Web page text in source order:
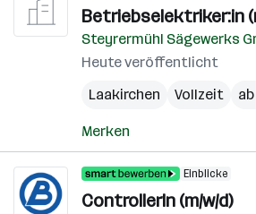
Betriebselektriker:in
Steyrermühl Sägewerks
Heute veröffentlicht
Laakirchen
Vollzeit
Merken
Einblicke
ControllerIn (m/w/d)